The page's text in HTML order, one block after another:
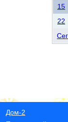
15
22
Дом-2